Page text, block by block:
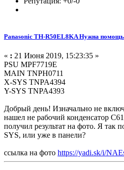
Panasonic TH-R50EL8KA Нужна помощь
« : 21 Июня 2019, 15:23:35 »
PSU MPF7719E
MAIN TNPH0711
X-SYS TNPA4394
Y-SYS TNPA4393
Добрый день! Изначально не
нашел не рабочий конденсатор
получил результат на фото. Я так
SYS, или уже в панели?
ссылка на фото https://yadi.sk/i/